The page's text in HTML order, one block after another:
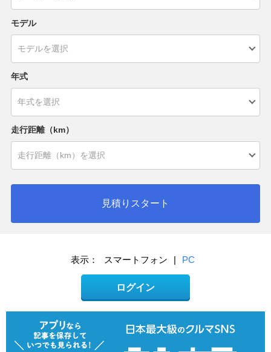
モデル
年式
走行距離（km）
見積りスタート
表示： スマートフォン | PC
ログイン